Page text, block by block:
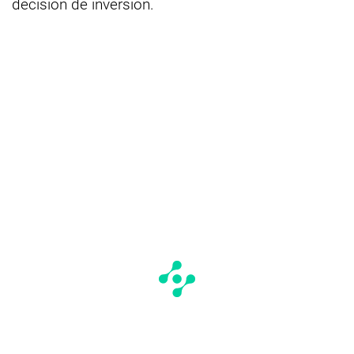
decisión de inversión.